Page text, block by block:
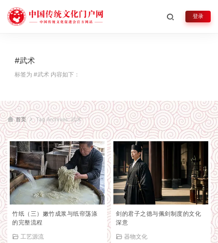
登录
#武术
标签为 #武术 内容如下：
首页 Tag Archives: 武术
竹纸（三）嫩竹成浆与纸帘荡涤
的完整流程
工艺源流
剑的君子之德与佩剑制度的文化
深意
器物文化